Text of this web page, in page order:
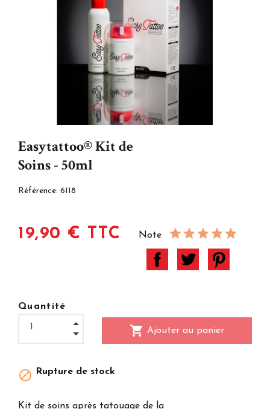
Easytattoo® Kit de
Soins - 50ml
Référence: 6118
19,90 € TTC Note
Quantité
shopping_cart Ajouter au panier
 Rupture de stock
Kit de soins après tatouage de la